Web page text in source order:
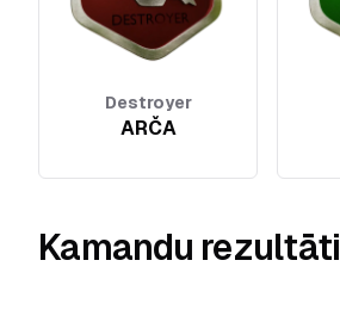
Destroyer
ARČA
Kamandu rezultāti